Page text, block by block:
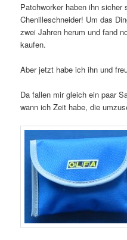
Patchworker haben ihn
Chenilleschneider! Um das
zwei Jahren herum und fand
kaufen.
Aber jetzt habe ich ihn und
Da fallen mir gleich ein paar
wann ich Zeit habe, die